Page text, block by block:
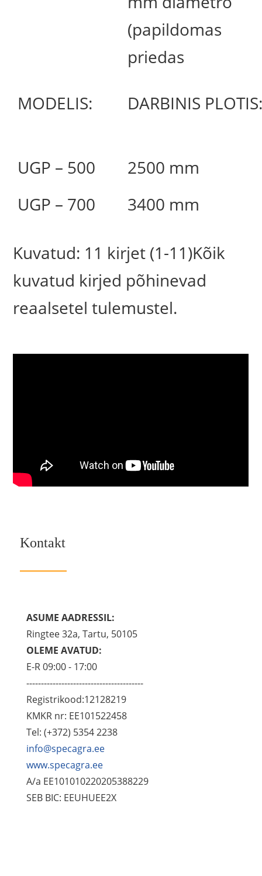
(papildomas
priedas
MODELIS: DARBINIS
UGP – 500
2500 mm
UGP – 700
3400 mm
Kuvatud: 11 kirjet (1-11)Kõik
kuvatud kirjed põhinevad
reaalsetel tulemustel.
Kontakt
ASUME AADRESSIL:
Ringtee 32a, Tartu, 50105
OLEME AVATUD:
E-R 09:00 - 17:00
----------------------------------------
Registrikood:12128219
KMKR nr: EE101522458
Tel: (+372) 5354 2238
info@specagra.ee
www.specagra.ee
A/a EE101010220205388229
SEB BIC: EEUHUEE2X